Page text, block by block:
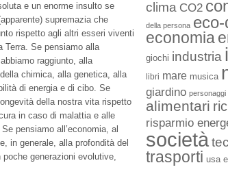
e un enorme insulto se
supremazia che
rispetto agli altri esseri viventi
Terra. Se pensiamo alla
raggiunto, alla
chimica, alla genetica, alla
di energia e di cibo. Se
della nostra vita rispetto
in caso di malattia e alle
pensiamo all’economia, al
in generale, alla profondità del
generazioni evolutive,
clima CO2
della persona
economia
giochi industria
libri mare musica
giardino personaggi
alimentari
risparmio
società
trasporti usa